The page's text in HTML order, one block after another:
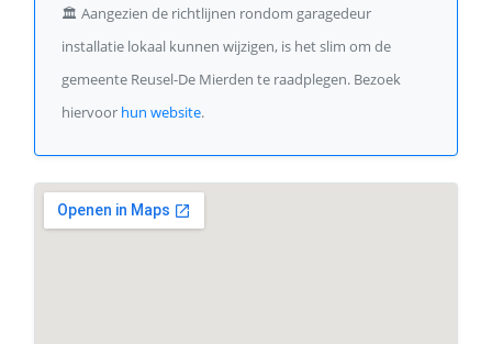
🏛️ Aangezien de richtlijnen rondom garagedeur
installatie lokaal kunnen wijzigen, is het slim om de
gemeente Reusel-De Mierden te raadplegen. Bezoek
hiervoor hun website.